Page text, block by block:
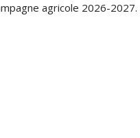
agricole 2026-2027.